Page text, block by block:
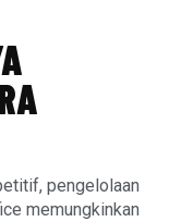
pengelolaan
memungkinkan